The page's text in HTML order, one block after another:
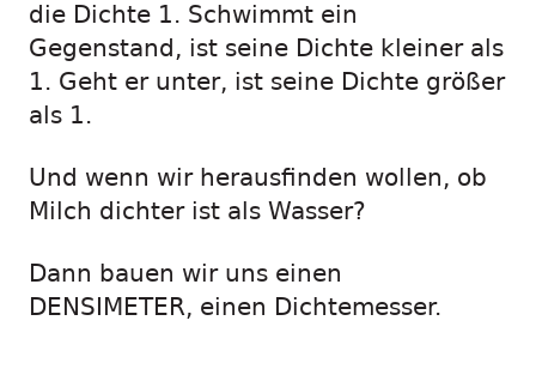
die Dichte 1. Schwimmt ein
Gegenstand, ist seine Dichte kleiner als
1. Geht er unter, ist seine Dichte größer
als 1.
Und wenn wir herausfinden wollen, ob
Milch dichter ist als Wasser?
Dann bauen wir uns einen
DENSIMETER, einen Dichtemesser.